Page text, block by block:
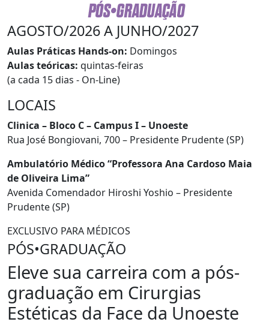
AGOSTO/2026 A JUNHO/2027
Aulas Práticas Hands-on: Domingos
Aulas teóricas: quintas-feiras
(a cada 15 dias - On-Line)
LOCAIS
Clinica – Bloco C – Campus I – Unoeste
Rua José Bongiovani, 700 – Presidente Prudente (SP)
Ambulatório Médico “Professora Ana Cardoso Maia
de Oliveira Lima”
Avenida Comendador Hiroshi Yoshio – Presidente
Prudente (SP)
EXCLUSIVO PARA MÉDICOS
PÓS•GRADUAÇÃO
Eleve sua carreira com a pós-
graduação em Cirurgias
Estéticas da Face da Unoeste